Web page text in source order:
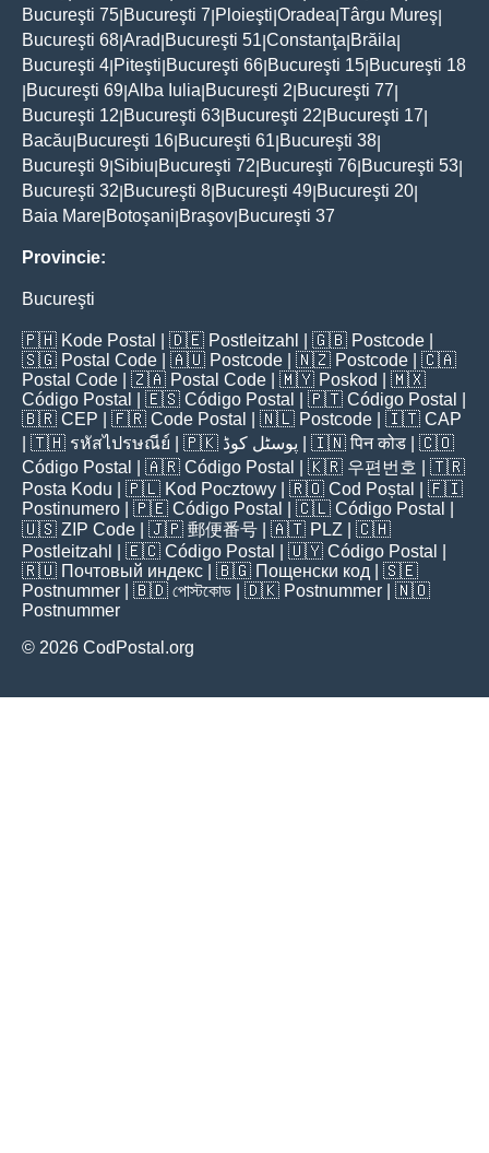
Bucureşti 75 Bucureşti 7 Ploieşti Oradea Târgu Mureş
Bucureşti 68 Arad Bucureşti 51 Constanţa Brăila
Bucureşti 4 Piteşti Bucureşti 66 Bucureşti 15 Bucureşti 18
Bucureşti 69 Alba Iulia Bucureşti 2 Bucureşti 77
Bucureşti 12 Bucureşti 63 Bucureşti 22 Bucureşti 17
Bacău Bucureşti 16 Bucureşti 61 Bucureşti 38
Bucureşti 9 Sibiu Bucureşti 72 Bucureşti 76 Bucureşti 53
Bucureşti 32 Bucureşti 8 Bucureşti 49 Bucureşti 20
Baia Mare Botoşani Braşov Bucureşti 37
Provincie:
Bucureşti
🇵🇭 Kode Postal | 🇩🇪 Postleitzahl | 🇬🇧 Postcode
🇸🇬 Postal Code | 🇦🇺 Postcode | 🇳🇿 Postcode | 🇨🇦
Postal Code | 🇿🇦 Postal Code | 🇲🇾 Poskod
| 🇲🇽
Código Postal
| 🇪🇸 Código Postal | 🇵🇹 Código Postal
🇧🇷 CEP | 🇫🇷 Code Postal | 🇳🇱 Postcode | 🇮🇹 CAP
| 🇹🇭 รหัสไปรษณีย์ | 🇵🇰 پوسٹل کوڈ | 🇮🇳पिन कोड | 🇨🇴
Código Postal
| 🇦🇷 Código Postal | 🇰🇷 우편번호
| 🇹🇷
Posta Kodu | 🇵🇱 Kod Pocztowy | 🇷🇴 Cod Poștal
| 🇫🇮
Postinumero | 🇵🇪 Código Postal | 🇨🇱 Código Postal
🇺🇸 ZIP Code | 🇯🇵 郵便番号 | 🇦🇹 PLZ | 🇨🇭
Postleitzahl
| 🇪🇨 Código Postal | 🇺🇾 Código Postal
🇷🇺 Почтовый индекс | 🇧🇬 Пощенски код | 🇸🇪
Postnummer | 🇧🇩 পোস্টকোড | 🇩🇰 Postnummer | 🇳🇴
Postnummer
© 2026 CodPostal.org